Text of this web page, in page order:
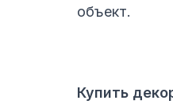
объект.
Купить